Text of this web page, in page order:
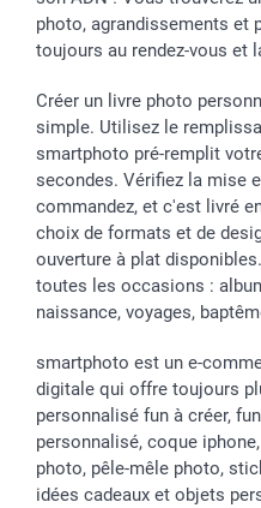
photo, agrandissements et
toujours au rendez-vous et
Créer un livre photo
simple. Utilisez le
smartphoto pré-remplit
secondes. Vérifiez la mise
commandez, et c'est livré
choix de formats et de
ouverture à plat
toutes les occasions :
naissance, voyages,
smartphoto est un e-
digitale qui offre toujours
personnalisé fun à créer,
personnalisé, coque
photo, pêle-mêle photo,
idées cadeaux et objets